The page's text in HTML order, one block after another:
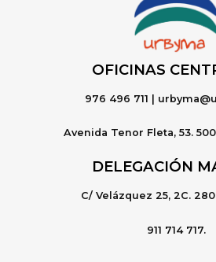
OFICINAS
976 496 711 |
Avenida Tenor Fleta, 53.
DELEGACIÓN
C/ Velázquez 25, 2C.
911 714 717.